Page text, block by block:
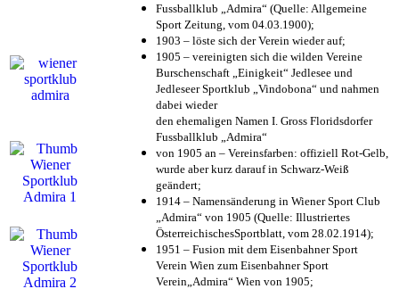
Fussballklub „Admira“ (Quelle: Allgemeine
Sport Zeitung, vom 04.03.1900);
1903 – löste sich der Verein wieder auf;
1905 – vereinigten sich die wilden Vereine
Burschenschaft „Einigkeit“ Jedlesee und
Jedleseer Sportklub „Vindobona“ und nahmen
dabei wieder
den ehemaligen Namen I. Gross Floridsdorfer
Fussballklub „Admira“
von 1905 an – Vereinsfarben: offiziell Rot-Gelb,
wurde aber kurz darauf in Schwarz-Weiß
geändert;
1914 – Namensänderung in Wiener Sport Club
„Admira“ von 1905 (Quelle: Illustriertes
ÖsterreichischesSportblatt, vom 28.02.1914);
1951 – Fusion mit dem Eisenbahner Sport
Verein Wien zum Eisenbahner Sport
Verein„Admira“ Wien von 1905;